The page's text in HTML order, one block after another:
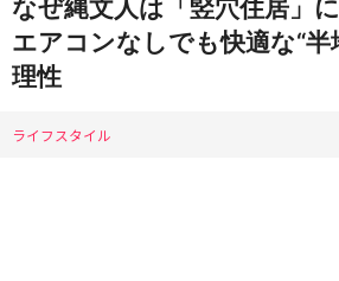
なぜ縄文人は「竪穴住居」
エアコンなしでも快適な“半
理性
ライフスタイル